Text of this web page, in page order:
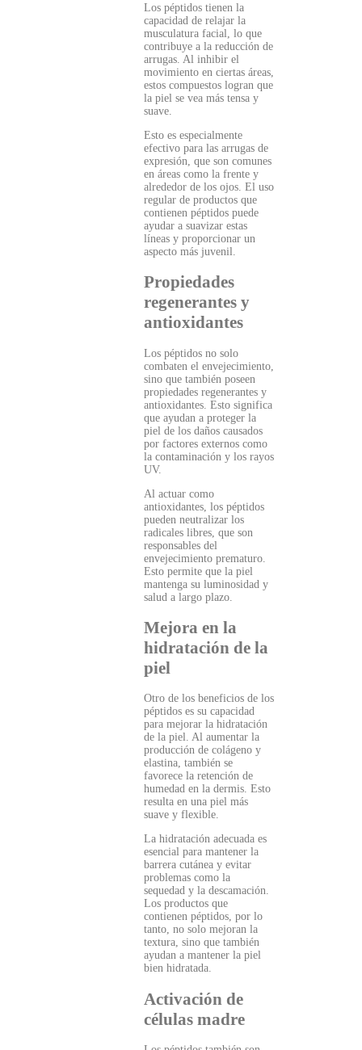
Los péptidos tienen la
capacidad de relajar la
musculatura facial, lo que
contribuye a la reducción de
arrugas. Al inhibir el
movimiento en ciertas áreas,
estos compuestos logran que
la piel se vea más tensa y
suave.
Esto es especialmente
efectivo para las arrugas de
expresión, que son comunes
en áreas como la frente y
alrededor de los ojos. El uso
regular de productos que
contienen péptidos puede
ayudar a suavizar estas
líneas y proporcionar un
aspecto más juvenil.
Propiedades
regenerantes y
antioxidantes
Los péptidos no solo
combaten el envejecimiento,
sino que también poseen
propiedades regenerantes y
antioxidantes. Esto significa
que ayudan a proteger la
piel de los daños causados
por factores externos como
la contaminación y los rayos
UV.
Al actuar como
antioxidantes, los péptidos
pueden neutralizar los
radicales libres, que son
responsables del
envejecimiento prematuro.
Esto permite que la piel
mantenga su luminosidad y
salud a largo plazo.
Mejora en la
hidratación de la
piel
Otro de los beneficios de los
péptidos es su capacidad
para mejorar la hidratación
de la piel. Al aumentar la
producción de colágeno y
elastina, también se
favorece la retención de
humedad en la dermis. Esto
resulta en una piel más
suave y flexible.
La hidratación adecuada es
esencial para mantener la
barrera cutánea y evitar
problemas como la
sequedad y la descamación.
Los productos que
contienen péptidos, por lo
tanto, no solo mejoran la
textura, sino que también
ayudan a mantener la piel
bien hidratada.
Activación de
células madre